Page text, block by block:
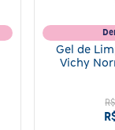
Gel de
Vichy